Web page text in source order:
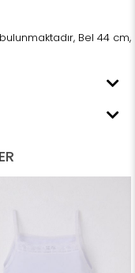
Bel 44 cm,